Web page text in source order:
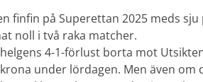
finfin på Superettan 2025 meds
noll i två raka matcher.
4-1-förlust borta mot
under lördagen. Men även